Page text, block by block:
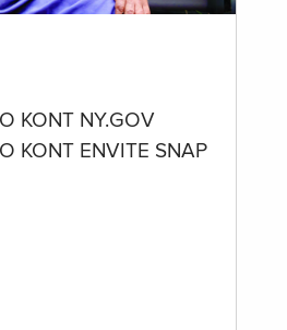
KONT NY.GOV
KONT ENVITE SNAP